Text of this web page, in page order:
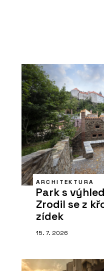
ARCHITEKTURA
Park s
Zrodil se z
zídek
15. 7. 2026